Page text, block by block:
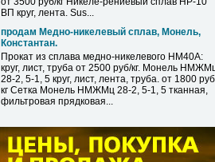
ВП круг, лента. Sus...
продам Медно-никелевый сплав, Монель,
Константан.
Прокат из сплава медно-никелевого НМ40А:
круг, лист, труба от 2500 руб/кг. Монель
28-2, 5-1, 5 круг, лист, лента, труба. от 1800
кг Сетка Монель НМЖМц 28-2, 5-1, 5 тканная,
фильтровая прядковая...